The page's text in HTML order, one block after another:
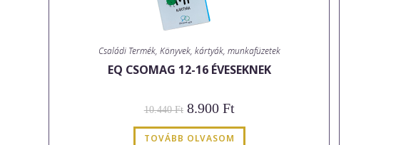
Családi Termék, Könyvek, kártyák, munkafüzetek
EQ CSOMAG 12-16 ÉVESEKNEK
10.440Ft Original
price
was:
10.440 Ft.
8.900 FtCurrent
price
is:
TOVÁBB OLVASOM